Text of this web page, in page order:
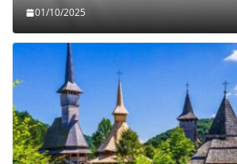
01/10/2025